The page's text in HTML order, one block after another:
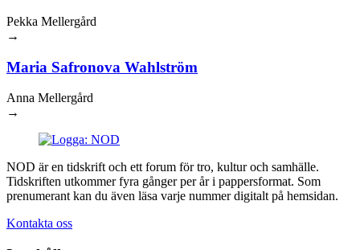
Pekka Mellergård
→
Maria Safronova Wahlström
Anna Mellergård
→
NOD är en tidskrift och ett forum för tro, kultur och samhälle.
Tidskriften utkommer fyra gånger per år i pappersformat. Som
prenumerant kan du även läsa varje nummer digitalt på hemsidan.
Kontakta oss